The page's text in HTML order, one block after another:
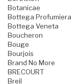
Botanicae
Bottega Profumiera
Bottega Veneta
Boucheron
Bouge
Bourjois
Brand No More
BRECOURT
Breil